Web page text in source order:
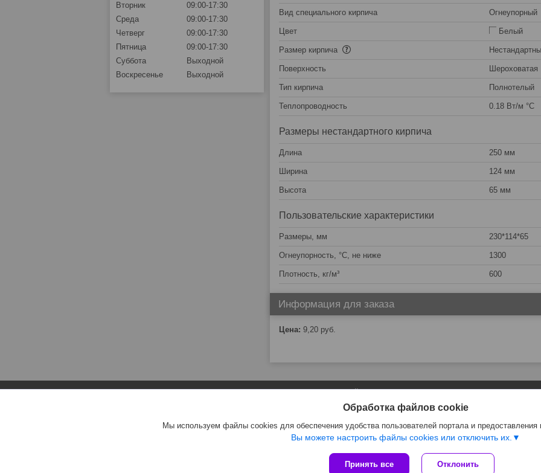
Вид специального кирпича Огнеупорный
Цвет Белый
Размер кирпича
Поверхность Шероховатая
Тип кирпича Полнотелый
Теплопроводность 0.18 Вт/м °С
Размеры нестандартного кирпича
Длина 250 мм
Ширина 124 мм
Высота 65 мм
Пользовательские характеристики
Размеры, мм 230*114*65
Огнеупорность, °C, не ниже 1300
Плотность, кг/м³ 600
Информация для заказа
Цена: 9,20 руб.
Вторник
09:00-17:30
Среда
09:00-17:30
Четверг
09:00-17:30
Пятница
09:00-17:30
Суббота
Выходной
Воскресенье
Выходной
Сайт создан на платформе Deal.by
Политика обработки файлов cookies
Обработка файлов cookie
Мы используем файлы cookies для обеспечения удобства пользователей портала и
Вы можете настроить файлы cookies или отключить их.
Принять все Отклонить
Kirpichi.by |
Пожаловаться на контент
Select Language ▼